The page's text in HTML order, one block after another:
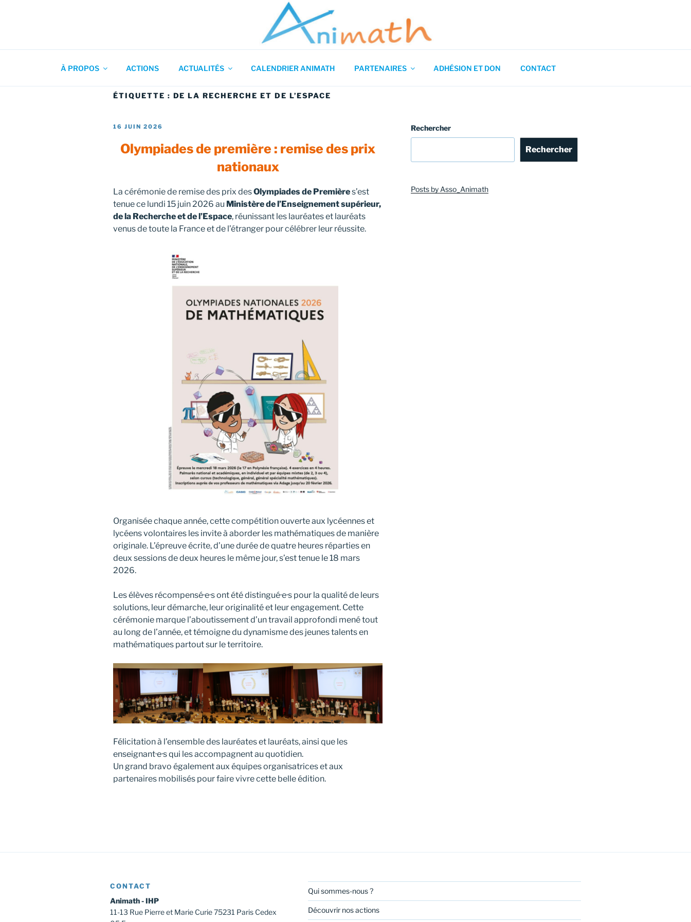
Association pour l'Animation en Mathématiques
À PROPOS ACTIONS ACTUALITÉS CALENDRIER ANIMATH PARTENAIRES ADHÉSION ET DON CONTACT
ÉTIQUETTE : DE LA RECHERCHE ET DE L’ESPACE
PUBLIÉ
16 JUIN 2026
Olympiades de première : remise des prix
nationaux
La cérémonie de remise des prix desOlympiades de Premières’est
tenue ce lundi 15 juin 2026 au Ministère de l’Enseignement supérieur,
de la Recherche et de l’Espace, réunissant les lauréates et lauréats
venus de toute la France et de l’étranger pour célébrer leur réussite.
Organisée chaque année, cette compétition ouverte aux lycéennes et
lycéens volontaires les invite à aborder les mathématiques de manière
originale. L’épreuve écrite, d’une durée de quatre heures réparties en
deux sessions de deux heures le même jour, s’est tenue le 18 mars
2026.
Les élèves récompensé·e·s ont été distingué·e·s pour la qualité de leurs
solutions, leur démarche, leur originalité et leur engagement. Cette
cérémonie marque l’aboutissement d’un travail approfondi mené tout
au long de l’année, et témoigne du dynamisme des jeunes talents en
mathématiques partout sur le territoire.
Félicitation à l’ensemble des lauréates et lauréats, ainsi que les
enseignant·e·s qui les accompagnent au quotidien.
Un grand bravo également aux équipes organisatrices et aux
partenaires mobilisés pour faire vivre cette belle édition.
Rechercher
Rechercher
Posts by Asso_Animath
CONTACT
Animath - IHP
11-13 Rue Pierre et Marie Curie 75231 Paris Cedex
Qui sommes-nous ?
Découvrir nos actions